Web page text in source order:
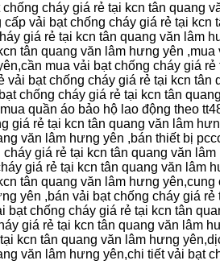
cháy giá rẻ tại kcn tân quang
vải bạt chống cháy giá rẻ tại
giá rẻ tại kcn tân quang văn lâm
tân quang văn lâm hưng yên
mua vải bạt chống cháy giá
vải bạt chống cháy giá rẻ tại kcn
chống cháy giá rẻ tại kcn tân
quần áo bảo hộ lao động theo
giá rẻ tại kcn tân quang văn lâm
văn lâm hưng yên ,bán thiết bị
giá rẻ tại kcn tân quang văn
giá rẻ tại kcn tân quang văn lâm
tân quang văn lâm hưng
yên ,bán vải bạt chống cháy giá
bạt chống cháy giá rẻ tại kcn tân
giá rẻ tại kcn tân quang văn lâm
kcn tân quang văn lâm hưng
văn lâm hưng yên,chi tiết vải bạt